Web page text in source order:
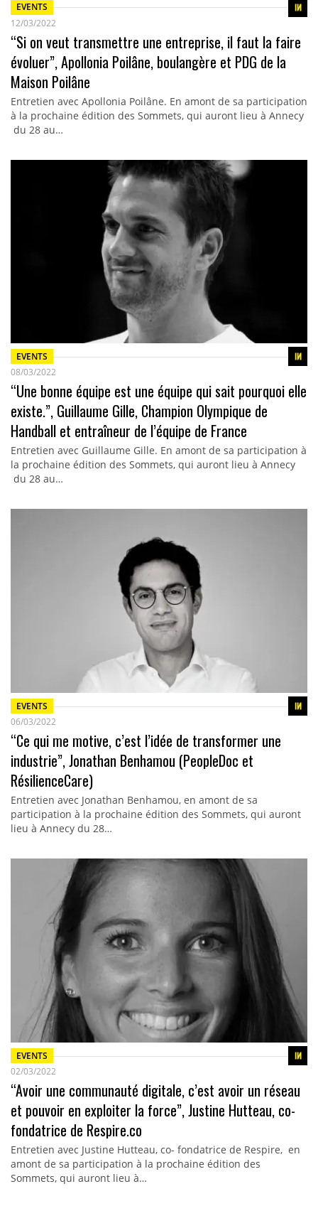
EVENTS
12/03/2022
“Si on veut transmettre une entreprise, il faut la faire
évoluer”, Apollonia Poilâne, boulangère et PDG de la
Maison Poilâne
Entretien avec Apollonia Poilâne. En amont de sa participation
à la prochaine édition des Sommets, qui auront lieu à Annecy
du 28 au…
EVENTS
08/03/2022
“Une bonne équipe est une équipe qui sait pourquoi elle
existe.”, Guillaume Gille, Champion Olympique de
Handball et entraîneur de l’équipe de France
Entretien avec Guillaume Gille. En amont de sa participation à
la prochaine édition des Sommets, qui auront lieu à Annecy
du 28 au…
EVENTS
06/03/2022
“Ce qui me motive, c’est l’idée de transformer une
industrie”, Jonathan Benhamou (PeopleDoc et
RésilienceCare)
Entretien avec Jonathan Benhamou, en amont de sa
participation à la prochaine édition des Sommets, qui auront
lieu à Annecy du 28…
EVENTS
02/03/2022
“Avoir une communauté digitale, c’est avoir un réseau
et pouvoir en exploiter la force”, Justine Hutteau, co-
fondatrice de Respire.co
Entretien avec Justine Hutteau, co- fondatrice de Respire, en
amont de sa participation à la prochaine édition des
Sommets, qui auront lieu à…